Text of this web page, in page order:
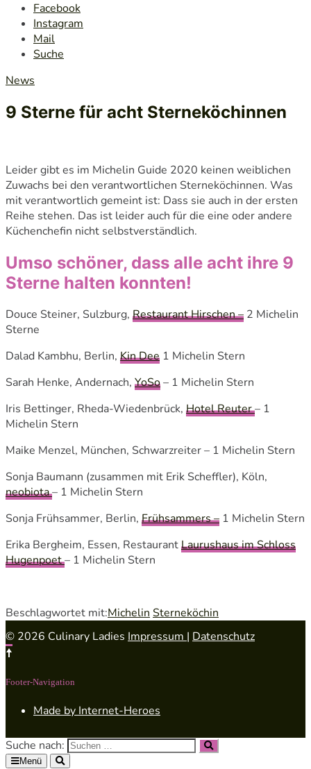
Facebook
Instagram
Mail
Suche
News
9 Sterne für acht Sterneköchinnen
Leider gibt es im Michelin Guide 2020 keinen weiblichen
Zuwachs bei den verantwortlichen Sterneköchinnen. Was
mit verantwortlich gemeint ist: Dass sie auch in der ersten
Reihe stehen. Das ist leider auch für die eine oder andere
Küchenchefin nicht selbstverständlich.
Umso schöner, dass alle acht ihre 9
Sterne halten konnten!
Douce Steiner, Sulzburg, Restaurant Hirschen – 2 Michelin
Sterne
Dalad Kambhu, Berlin, Kin Dee 1 Michelin Stern
Sarah Henke, Andernach, YoSo– 1 Michelin Stern
Iris Bettinger, Rheda-Wiedenbrück, Hotel Reuter– 1
Michelin Stern
Maike Menzel, München, Schwarzreiter – 1 Michelin Stern
Sonja Baumann (zusammen mit Erik Scheffler), Köln,
neobiota– 1 Michelin Stern
Sonja Frühsammer, Berlin, Frühsammers – 1 Michelin Stern
Erika Bergheim, Essen, RestaurantLaurushaus im Schloss
Hugenpoet– 1 Michelin Stern
Beschlagwortet mit:Michelin Sterneköchin
© 2026 Culinary Ladies Impressum | Datenschutz
Footer-Navigation
Made by Internet-Heroes
Suche nach:
Menü